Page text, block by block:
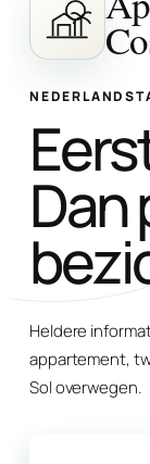
Dan
Heldere
appartement,
Sol overwegen.